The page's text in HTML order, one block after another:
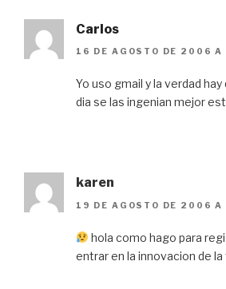
Carlos
16 DE AGOSTO DE 2006
Yo uso gmail y la verdad
dia se las ingenian mejor
karen
19 DE AGOSTO DE 2006 A
hola como hago para
entrar en la innovacion de